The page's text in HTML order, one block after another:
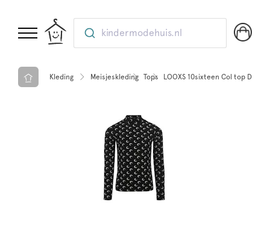
kindermodehuis.nl
Kleding Meisjeskleding Tops LOOXS 10sixteen Col top Dark